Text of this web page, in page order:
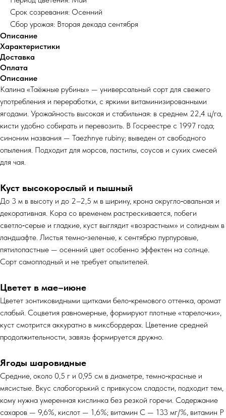
Срок созревания: Осенний
Сбор урожая: Вторая декада сентября
Описание
Характеристики
Доставка
Оплата
Описание
Калина «Таёжные рубины» — универсальный сорт для свежего
употребления и переработки, с яркими витаминизированными
ягодами. Урожайность высокая и стабильная: в среднем 22,4 ц/га,
кисти удобно собирать и перевозить. В Госреестре с 1997 года;
синоним названия — Taezhnye rubiny; выведен от свободного
опыления. Подходит для морсов, пастилы, соусов и сухих смесей
для чая.
Куст высокорослый и пышный
До 3 м в высоту и до 2–2,5 м в ширину, крона округло‑овальная и
декоративная. Кора со временем растрескивается, побеги
светло‑серые и гладкие, куст выглядит «возрастным» и солидным в
ландшафте. Листья темно‑зеленые, к сентябрю пурпуровые,
пятилопастные — осенний цвет особенно эффектен на солнце.
Сорт самоплодный и не требует опылителей.
Цветет в мае–июне
Цветет зонтиковидными щитками бело‑кремового оттенка, аромат
слабый. Соцветия равномерные, формируют плотные «тарелочки»,
куст смотрится аккуратно в миксбордерах. Цветение средней
продолжительности, завязь формируется дружно.
Ягоды шаровидные
Средние, около 0,5 г и 0,95 см в диаметре, темно‑красные и
мясистые. Вкус слабогорький с привкусом сладости, подходит тем,
кому нужна умеренная кислинка без резкой горечи. Содержание
сахаров — 9,6%, кислот — 1,6%; витамин С — 133 мг/%, витамин Р